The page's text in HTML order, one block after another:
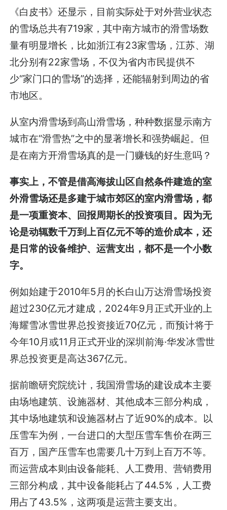
《白皮书》还显示，目前实际处于对外营业状态
的雪场总共有719家，其中南方城市的滑雪场数
量有明显增长，比如浙江有23家雪场，江苏、湖
北分别有22家雪场，不仅为省内市民提供不
少“家门口的雪场”的选择，还能辐射到周边的省
市地区。
从室内滑雪场到高山滑雪场，种种数据显示南方
城市在“滑雪热”之中的显著增长和强势崛起。但
是在南方开滑雪场真的是一门赚钱的好生意吗？
事实上，不管是借高海拔山区自然条件建造的室
外滑雪场还是多建于城市郊区的室内滑雪场，都
是一项重资本、回报周期长的投资项目。因为无
论是动辄数千万到上百亿元不等的造价成本，还
是日常的设备维护、运营支出，都不是一个小数
字。
例如始建于2010年5月的长白山万达滑雪场投资
超过230亿元才建成，2024年9月正式开业的上
海耀雪冰雪世界总投资接近70亿元，而预计将于
今年10月或11月正式开业的深圳前海·华发冰雪世
界总投资更是高达367亿元。
据前瞻研究院统计，我国滑雪场的建设成本主要
由场地建筑、设施器材、其他成本三部分构成，
其中场地建筑和设施器材占了近90%的成本。以
压雪车为例，一台进口的大型压雪车售价在两三
百万，国产压雪车也需要几十万到上百万不等。
而运营成本则由设备能耗、人工费用、营销费用
三部分构成，其中设备能耗占了44.5%，人工费
用占了43.5%，这两项是运营主要支出。